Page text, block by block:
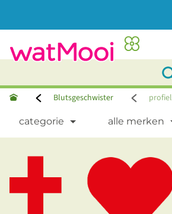
Blutsgeschwister profiel
categorie alle merken